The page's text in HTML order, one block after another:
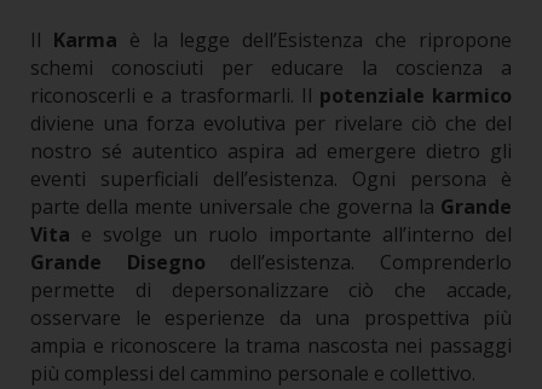
Il Karma è la legge dell’Esistenza che ripropone
schemi conosciuti per educare la coscienza a
riconoscerli e a trasformarli. Il potenziale karmico
diviene una forza evolutiva per rivelare ciò che del
nostro sé autentico aspira ad emergere dietro gli
eventi superficiali dell’esistenza. Ogni persona è
parte della mente universale che governa la Grande
Vita e svolge un ruolo importante all’interno del
Grande Disegno dell’esistenza. Comprenderlo
permette di depersonalizzare ciò che accade,
osservare le esperienze da una prospettiva più
ampia e riconoscere la trama nascosta nei passaggi
più complessi del cammino personale e collettivo.